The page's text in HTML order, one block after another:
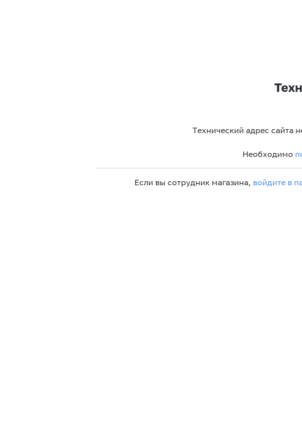
Технический адрес сайта
Необходимо
Если вы сотрудник магазина, войдите в